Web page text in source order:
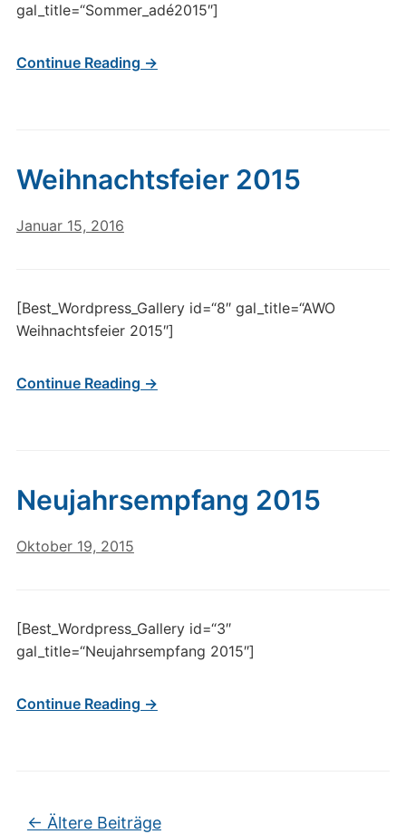
gal_title=“Sommer_adé2015″]
Continue Reading →
Weihnachtsfeier 2015
Januar 15, 2016
[Best_Wordpress_Gallery id=“8″ gal_title=“AWO
Weihnachtsfeier 2015″]
Continue Reading →
Neujahrsempfang 2015
Oktober 19, 2015
[Best_Wordpress_Gallery id=“3″
gal_title=“Neujahrsempfang 2015″]
Continue Reading →
Beitragsnavigation
← Ältere Beiträge